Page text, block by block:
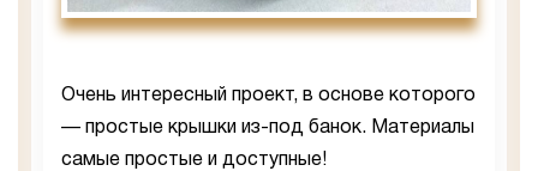
Очень интересный проект, в основе которого
— простые крышки из-под банок. Материалы
самые простые и доступные!